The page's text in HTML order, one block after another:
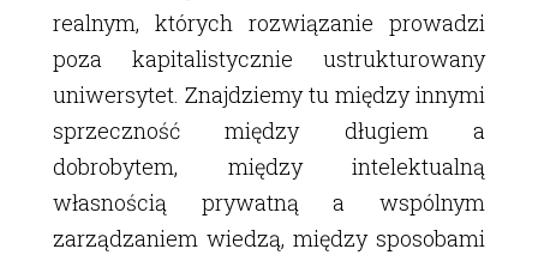
realnym, których rozwiązanie prowadzi
poza kapitalistycznie ustrukturowany
uniwersytet. Znajdziemy tu między innymi
sprzeczność między długiem a
dobrobytem, między intelektualną
własnością prywatną a wspólnym
zarządzaniem wiedzą, między sposobami